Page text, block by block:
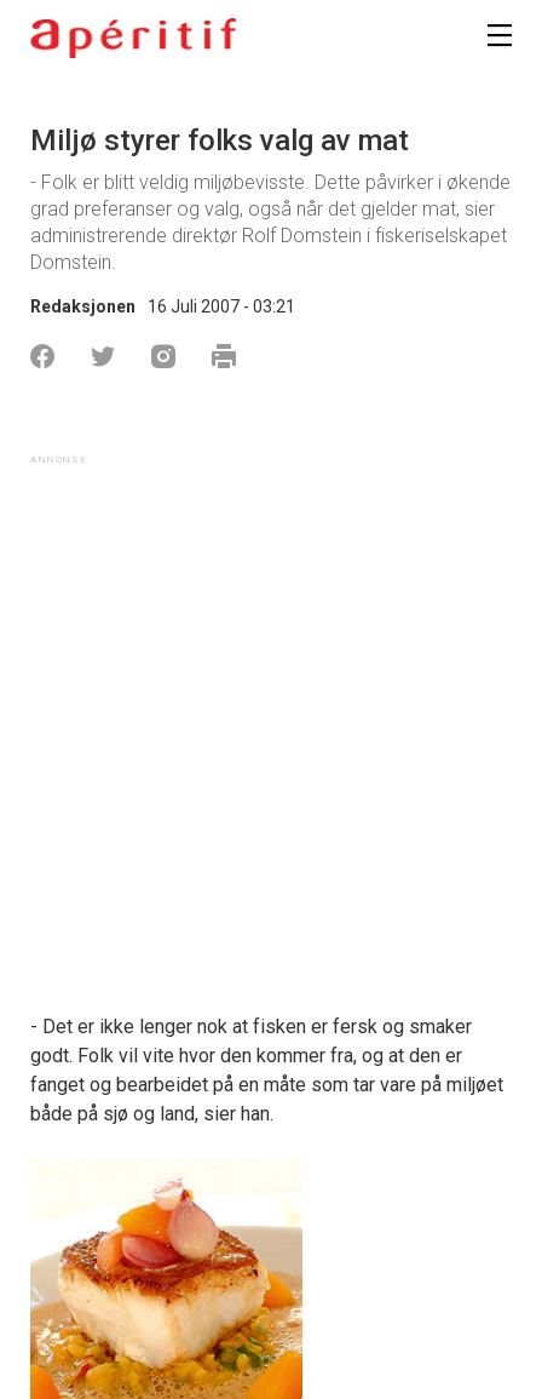
Miljø styrer folks valg av mat
- Folk er blitt veldig miljøbevisste. Dette påvirker i økende
grad preferanser og valg, også når det gjelder mat, sier
administrerende direktør Rolf Domstein i fiskeriselskapet
Domstein.
Redaksjonen 16 Juli 2007 - 03:21
- Det er ikke lenger nok at fisken er fersk og smaker
godt. Folk vil vite hvor den kommer fra, og at den er
fanget og bearbeidet på en måte som tar vare på miljøet
både på sjø og land, sier han.